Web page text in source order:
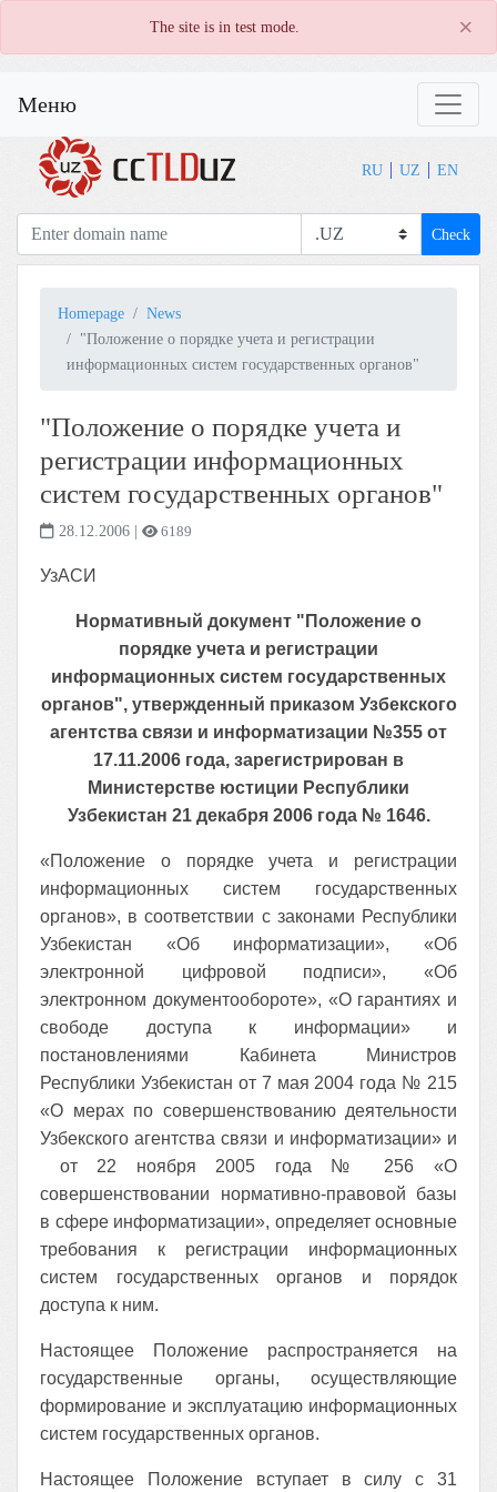
The site is in test mode. ×
Меню
RU UZ EN
Check
Homepage
News
"Положение о порядке учета и регистрации
информационных систем государственных органов"
"Положение о порядке учета и
регистрации информационных
систем государственных органов"
28.12.2006 | 6189
УзАСИ
Нормативный документ "Положение о
порядке учета и регистрации
информационных систем государственных
органов", утвержденный приказом Узбекского
агентства связи и информатизации №355 от
17.11.2006 года, зарегистрирован в
Министерстве юстиции Республики
Узбекистан 21 декабря 2006 года № 1646.
«Положение о порядке учета и регистрации
информационных систем государственных
органов», в соответствии с законами Республики
Узбекистан «Об информатизации», «Об
электронной цифровой подписи», «Об
электронном документообороте», «О гарантиях и
свободе доступа к информации» и
постановлениями Кабинета Министров
Республики Узбекистан от 7 мая 2004 года № 215
«О мерах по совершенствованию деятельности
Узбекского агентства связи и информатизации» и
от 22 ноября 2005 года № 256 «О
совершенствовании нормативно-правовой базы
в сфере информатизации», определяет основные
требования к регистрации информационных
систем государственных органов и порядок
доступа к ним.
Настоящее Положение распространяется на
государственные органы, осуществляющие
формирование и эксплуатацию информационных
систем государственных органов.
Настоящее Положение вступает в силу с 31